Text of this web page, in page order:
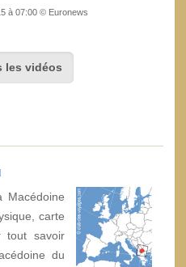
à 07:00 © Euronews
les vidéos
Macédoine
carte
tout savoir
du